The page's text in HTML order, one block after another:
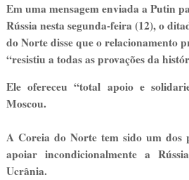
Em uma mensagem enviada a Putin
Rússia nesta segunda-feira (12), o
do Norte disse que o relacionamento
“resistiu a todas as provações da
Ele ofereceu “total apoio e
Moscou.
A Coreia do Norte tem sido um dos
apoiar incondicionalmente a
Ucrânia.